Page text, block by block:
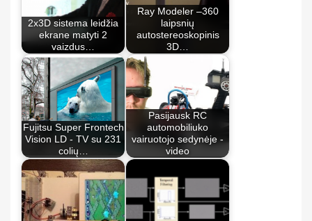
2x3D sistema leidžia
ekrane matyti 2
vaizdus…
Ray Modeler –360
laipsnių
autostereoskopinis
3D…
Fujitsu Super Frontech
Vision LD - TV su 231
colių…
Pasijausk RC
automobiliuko
vairuotojo sedynėje -
video